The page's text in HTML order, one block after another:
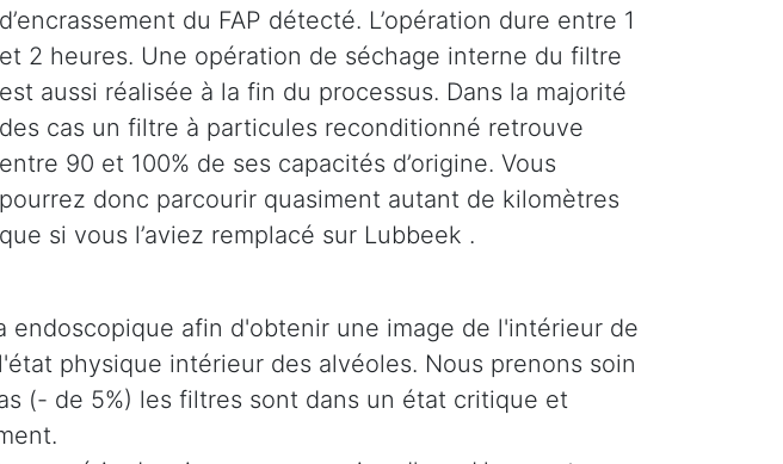
d’encrassement du FAP détecté. L’opération dure entre 1
et 2 heures. Une opération de séchage interne du filtre
est aussi réalisée à la fin du processus. Dans la majorité
des cas un filtre à particules reconditionné retrouve
entre 90 et 100% de ses capacités d’origine. Vous
pourrez donc parcourir quasiment autant de kilomètres
que si vous l’aviez remplacé sur Lubbeek .
afin d'obtenir une image de l'intérieur de
physique intérieur des alvéoles. Nous prenons soin
(- de 5%) les filtres sont dans un état critique et